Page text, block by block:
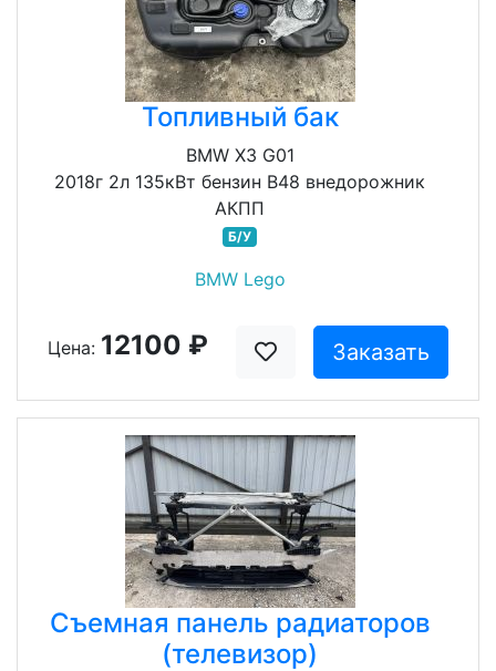
Топливный бак
BMW X3 G01
2018г 2л 135кВт бензин B48 внедорожник
АКПП
Б/У
BMW Lego
Цена: 12100 ₽ Заказать
Съемная панель радиаторов
(телевизор)